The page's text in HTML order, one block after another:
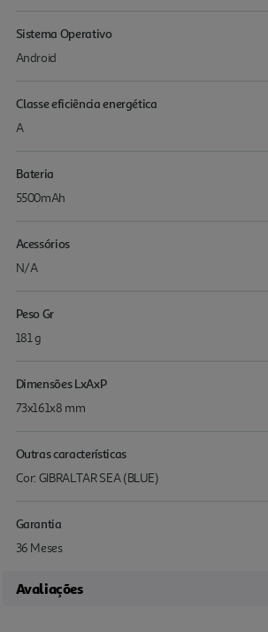
Sistema Operativo
Android
Classe eficiência energética
A
Bateria
5500mAh
Acessórios
N/A
Peso Gr
181 g
Dimensões LxAxP
73x161x8 mm
Outras características
Cor: GIBRALTAR SEA (BLUE)
Garantia
36 Meses
Avaliações